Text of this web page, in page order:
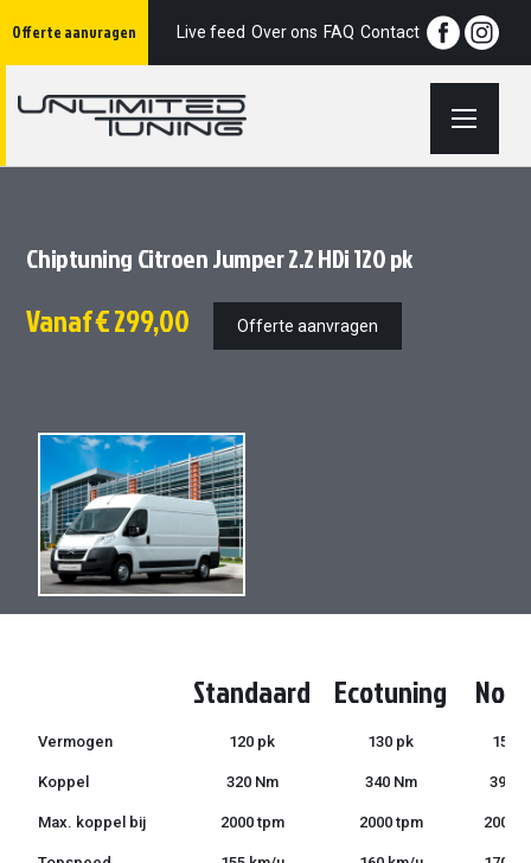
Offerte aanvragen
naarLive feed Over ons FAQ Contact
Chiptuning Citroen Jumper 2.2 HDi 120 pk
Vanaf€ 299,00 Offerte aanvragen
Ga
einde
van
de
afbeeldingen-
gallerij
Standaard Ecotuning
Vermogen 120 pk 130 pk 150
Koppel 320 Nm 340 Nm 390
Max. koppel bij 2000 tpm 2000 tpm 2000